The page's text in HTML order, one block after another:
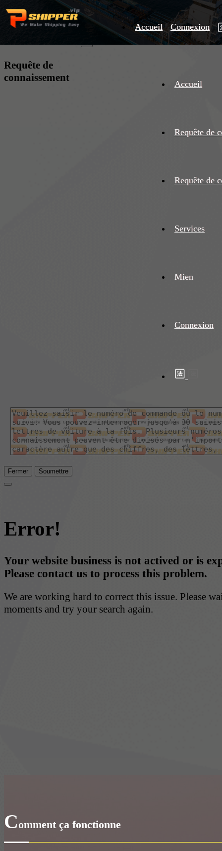
Accueil Connexion
Accueil
Requête de
Requête de
Services
Mien
Connexion
Requête de
connaissement
Fermer Soumettre
Error!
Your website business is not actived or is
Please contact us to process this problem.
We are working hard to correct this issue. Please
moments and try your search again.
Comment ça fonctionne